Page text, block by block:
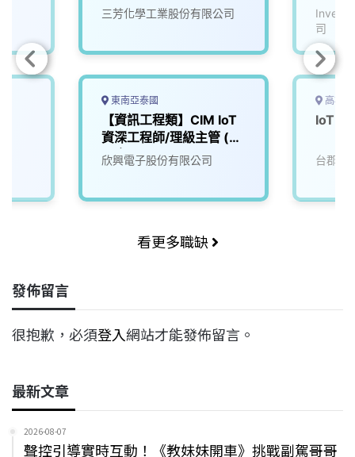
三芳化學工業股份有限公司
東南亞泰國
【資訊工程類】CIM IoT
資深工程師/理級主管 (泰
國廠)
欣興電子股份有限公司
司
高雄
IoT
台郡科
看更多職缺
發佈留言
很抱歉，必須登入網站才能發佈留言。
最新文章
2026-08-07
聲控引導實時互動！《教妹妹開車》挑戰副駕哥哥